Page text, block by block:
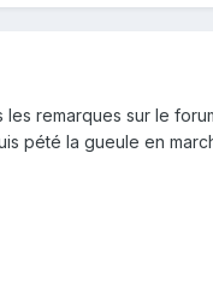
remarques sur le
pété la gueule en